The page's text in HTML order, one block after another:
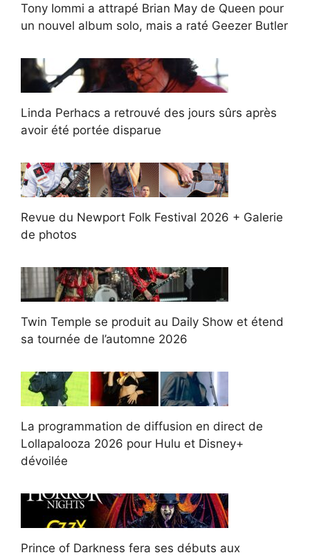
Tony Iommi a attrapé Brian May de Queen pour
un nouvel album solo, mais a raté Geezer Butler
Linda Perhacs a retrouvé des jours sûrs après
avoir été portée disparue
Revue du Newport Folk Festival 2026 + Galerie
de photos
Twin Temple se produit au Daily Show et étend
sa tournée de l’automne 2026
La programmation de diffusion en direct de
Lollapalooza 2026 pour Hulu et Disney+
dévoilée
Prince of Darkness fera ses débuts aux